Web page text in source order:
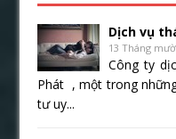
Dịch vụ
13 Tháng
Công ty
Phát , một trong
tư uy...